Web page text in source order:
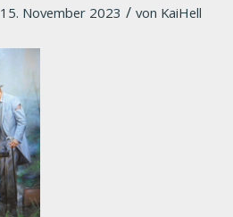
15. November 2023 / von KaiHell